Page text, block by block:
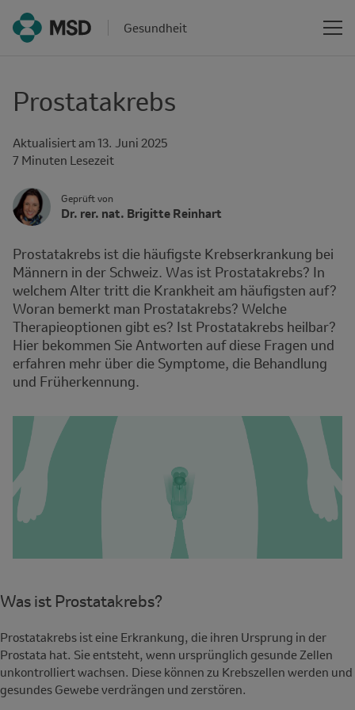
Gesundheit
Prostatakrebs
Aktualisiert am13. Juni 2025
Reading
7 Minuten Lesezeit
Geprüft von
Author's
Avatar
Name
Affiliation
Dr. rer. nat. Brigitte Reinhart
Prostatakrebs ist die häufigste Krebserkrankung bei
Männern in der Schweiz. Was ist Prostatakrebs? In
welchem Alter tritt die Krankheit am häufigsten auf?
Woran bemerkt man Prostatakrebs? Welche
Therapieoptionen gibt es? Ist Prostatakrebs heilbar?
Hier bekommen Sie Antworten auf diese Fragen und
erfahren mehr über die Symptome, die Behandlung
und Früherkennung.
Was ist Prostatakrebs?
Prostatakrebs ist eine Erkrankung, die ihren Ursprung in der
Prostata hat. Sie entsteht, wenn ursprünglich gesunde Zellen
unkontrolliert wachsen. Diese können zu Krebszellen werden und
gesundes Gewebe verdrängen und zerstören.